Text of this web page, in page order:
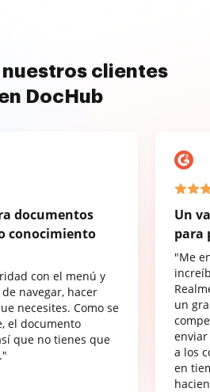
nuestros clientes
DocHub
documentos
conocimiento
con el menú y
navegar, hacer
necesites. Como se
el documento
que no tienes que
Un
para
"Me
un
a los
en